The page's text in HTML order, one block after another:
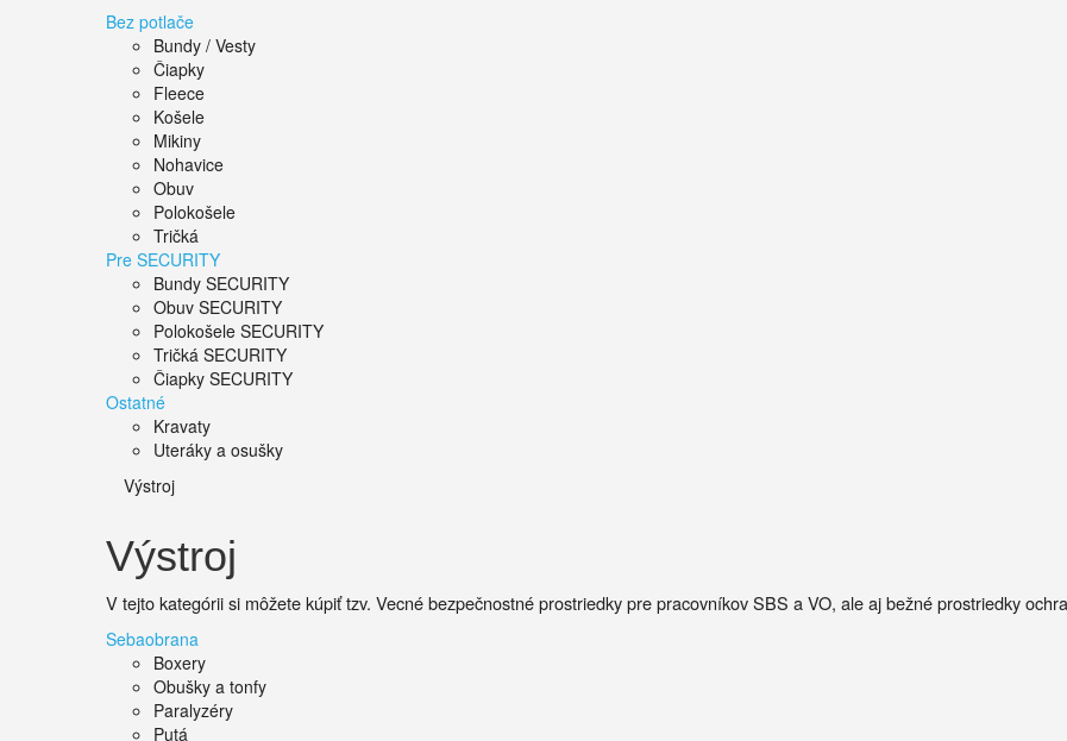
Bez potlače
Bundy / Vesty
Čiapky
Fleece
Košele
Mikiny
Nohavice
Obuv
Polokošele
Tričká
Pre SECURITY
Bundy SECURITY
Obuv SECURITY
Polokošele SECURITY
Tričká SECURITY
Čiapky SECURITY
Ostatné
Kravaty
Uteráky a osušky
Výstroj
Výstroj
V tejto kategórii si môžete kúpiť tzv. Vecné bezpečnostné prostriedky pre pracovníkov SBS a VO, ale aj bežné prostriedky
Sebaobrana
Boxery
Obušky a tonfy
Paralyzéry
Putá